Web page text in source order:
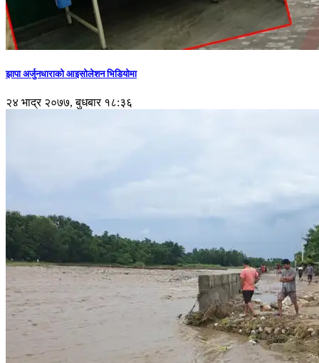
झापा अर्जुनधाराको आइसोलेशन भिडियोमा
२४ भाद्र २०७७, बुधबार १८:३६